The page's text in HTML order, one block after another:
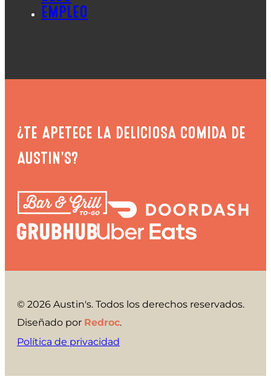
EMPLEO
¿TE APETECE LA DELICIOSA COMIDA DE
AUSTIN'S?
© 2026 Austin's. Todos los derechos reservados.
Diseñado por Redroc.
Política de privacidad